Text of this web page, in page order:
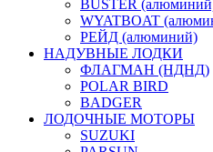
BUSTER
WYATBOAT
РЕЙД (алюминий)
НАДУВНЫЕ ЛОДКИ
ФЛАГМАН (НДНД)
POLAR BIRD
BADGER
ЛОДОЧНЫЕ МОТОРЫ
SUZUKI